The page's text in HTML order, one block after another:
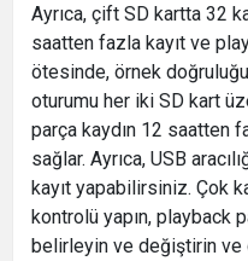
Ayrıca, çift SD kartta 32
saatten fazla kayıt ve
ötesinde, örnek
oturumu her iki SD kart
parça kaydın 12 saatten
sağlar. Ayrıca, USB
kayıt yapabilirsiniz. Çok
kontrolü yapın, playback
belirleyin ve değiştirin ve